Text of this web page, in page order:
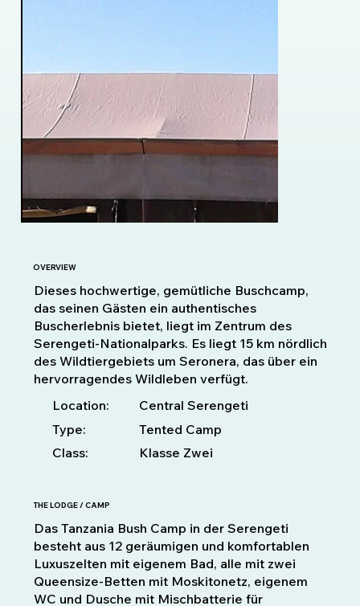
OVERVIEW
Dieses hochwertige, gemütliche Buschcamp,
das seinen Gästen ein authentisches
Buscherlebnis bietet, liegt im Zentrum des
Serengeti-Nationalparks. Es liegt 15 km nördlich
des Wildtiergebiets um Seronera, das über ein
hervorragendes Wildleben verfügt.
Location:
Central Serengeti
Type:
Tented Camp
Class:
Klasse Zwei
THE LODGE / CAMP
Das Tanzania Bush Camp in der Serengeti
besteht aus 12 geräumigen und komfortablen
Luxuszelten mit eigenem Bad, alle mit zwei
Queensize-Betten mit Moskitonetz, eigenem
WC und Dusche mit Mischbatterie für